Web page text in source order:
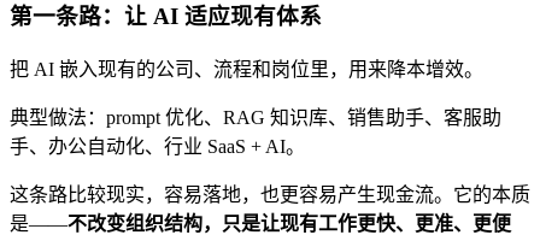
第一条路：让 AI 适应现有体系
把 AI 嵌入现有的公司、流程和岗位里，用来降本增效。
典型做法：prompt 优化、RAG 知识库、销售助手、客服助
手、办公自动化、行业 SaaS + AI。
这条路比较现实，容易落地，也更容易产生现金流。它的本质
是——不改变组织结构，只是让现有工作更快、更准、更便